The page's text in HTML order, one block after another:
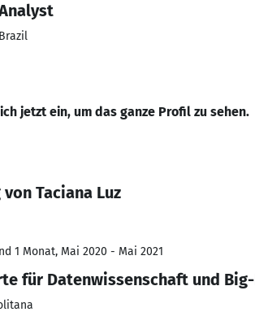
jetzt ein, um das ganze Profil zu sehen.
Taciana Luz
1 Monat, Mai 2020 - Mai 2021
für Datenwissenschaft und